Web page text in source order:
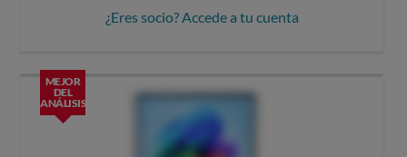
¿Eres socio? Accede a tu cuenta
MEJOR
DEL
ANÁLISIS